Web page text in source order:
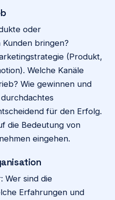
oder
bringen?
(Produkt,
Welche Kanäle
Wie gewinnen und
für den Erfolg.
die Bedeutung von
eingehen.
Wer sind die
Erfahrungen und